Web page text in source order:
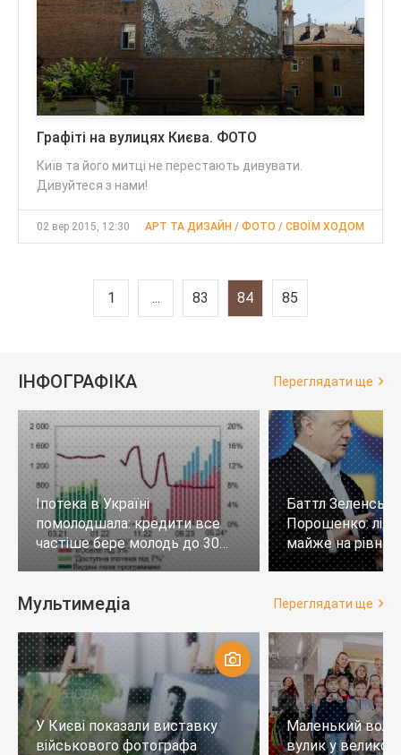
Графіті на вулицях Києва. ФОТО
Київ та його митці не перестають дивувати.
Дивуйтеся з нами!
02 вер 2015, 12:30 АРТ ТА ДИЗАЙН / ФОТО / СВОЇМ ХОДОМ
1 ... 83 84 85
ІНФОГРАФІКА Переглядати ще
Іпотека в Україні
помолодшала: кредити все
частіше бере молодь до 30
років
Баттл
Порошенко:
майже на
тих, хто не
Мультимедіа Переглядати ще
У Києві показали виставку
військового фотографа
Маленький
вулик у